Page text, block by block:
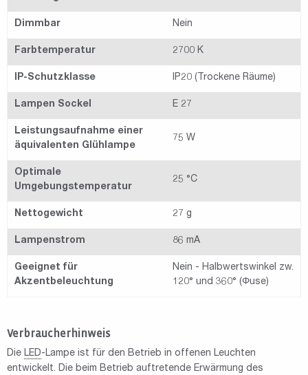
Dimmbar Nein
Farbtemperatur 2700 K
IP-Schutzklasse IP20 (Trockene Räume)
Lampen Sockel E 27
Leistungsaufnahme einer
äquivalenten Glühlampe
75 W
Optimale
Umgebungstemperatur
25 °C
Nettogewicht 27 g
Lampenstrom 86 mA
Geeignet für
Akzentbeleuchtung
Nein - Halbwertswinkel zw.
120° und 360° (Φuse)
Verbraucherhinweis
Die LED-Lampe ist für den Betrieb in offenen Leuchten
entwickelt. Die beim Betrieb auftretende Erwärmung des